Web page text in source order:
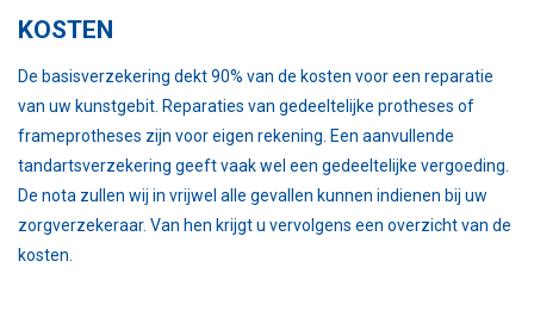
KOSTEN
De basisverzekering dekt 90% van de kosten voor een reparatie
van uw kunstgebit. Reparaties van gedeeltelijke protheses of
frameprotheses zijn voor eigen rekening. Een aanvullende
tandartsverzekering geeft vaak wel een gedeeltelijke vergoeding.
De nota zullen wij in vrijwel alle gevallen kunnen indienen bij uw
zorgverzekeraar. Van hen krijgt u vervolgens een overzicht van de
kosten.